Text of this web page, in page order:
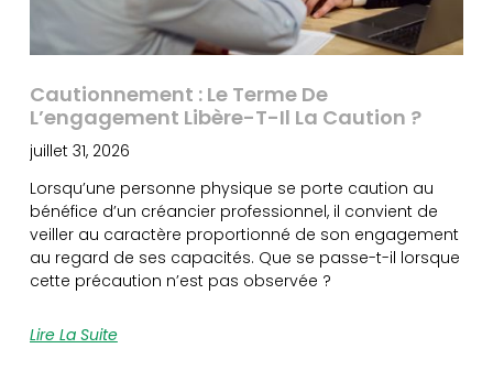
Cautionnement : Le Terme De
L’engagement Libère-T-Il La Caution ?
juillet 31, 2026
Lorsqu’une personne physique se porte caution au
bénéfice d’un créancier professionnel, il convient de
veiller au caractère proportionné de son engagement
au regard de ses capacités. Que se passe-t-il lorsque
cette précaution n’est pas observée ?
Lire La Suite